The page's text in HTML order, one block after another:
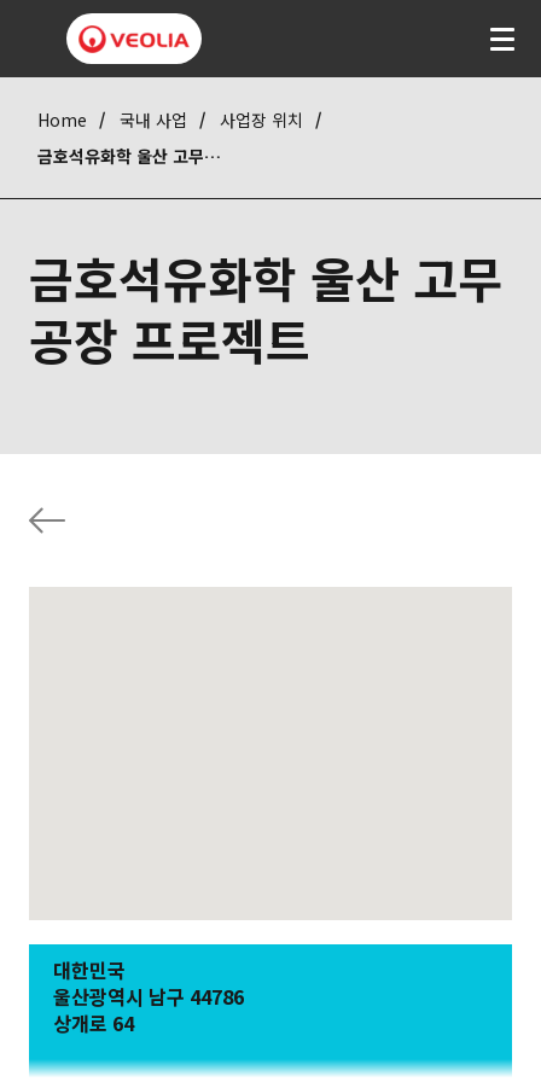
Home 국내 사업
사업장 위치
금호석유화학 울산 고무 공장 프로젝트
금호석유화학 울산 고무
공장 프로젝트
대한민국
울산광역시 남구 44786
상개로 64